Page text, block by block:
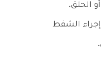
الحلق.
إجراء الشفط